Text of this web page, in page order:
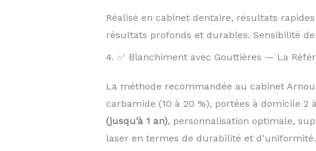
Réalisé en cabinet dentaire, résultats
résultats profonds et durables. Sensibilité
4. ✅ Blanchiment avec Gouttières — La
La méthode recommandée au cabinet
carbamide (10 à 20 %), portées à domicile
(jusqu’à 1 an), personnalisation optimale,
laser en termes de durabilité et d’uniformité.